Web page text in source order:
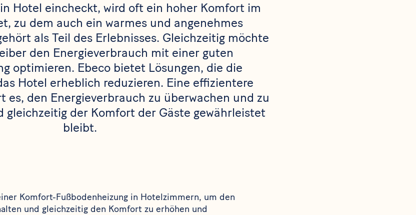
Hotel eincheckt, wird oft ein hoher Komfort im
zu dem auch ein warmes und angenehmes
als Teil des Erlebnisses. Gleichzeitig möchte
den Energieverbrauch mit einer guten
optimieren. Ebeco bietet Lösungen, die die
Hotel erheblich reduzieren. Eine effizientere
es, den Energieverbrauch zu überwachen und zu
gleichzeitig der Komfort der Gäste gewährleistet
bleibt.
Komfort-Fußbodenheizung in Hotelzimmern, um den
und gleichzeitig den Komfort zu erhöhen und